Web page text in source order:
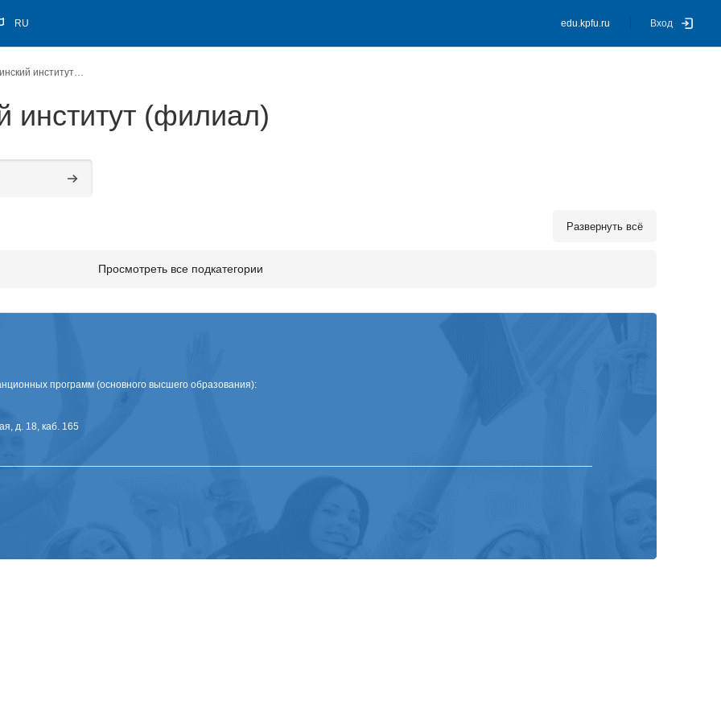
RU edu.kpfu.ru Вход
Набережночелнинский институт (филиал)
институт (филиал)
Поиск курса
Развернуть всё
Просмотреть все подкатегории
программ (основного высшего образования):
д. 18, каб. 165